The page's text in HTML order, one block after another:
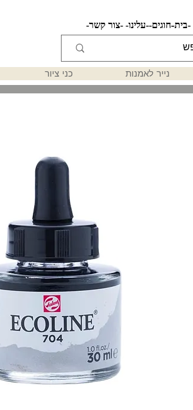
-צור קשר- -עלינו- -חוגים- -בית-
נייר לאמנות כני ציור